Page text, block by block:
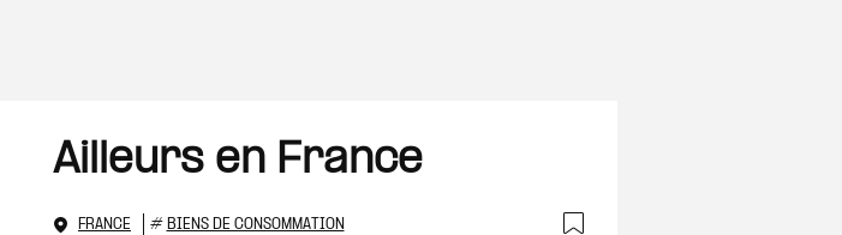
Ailleurs en France
FRANCE # BIENS DE CONSOMMATION